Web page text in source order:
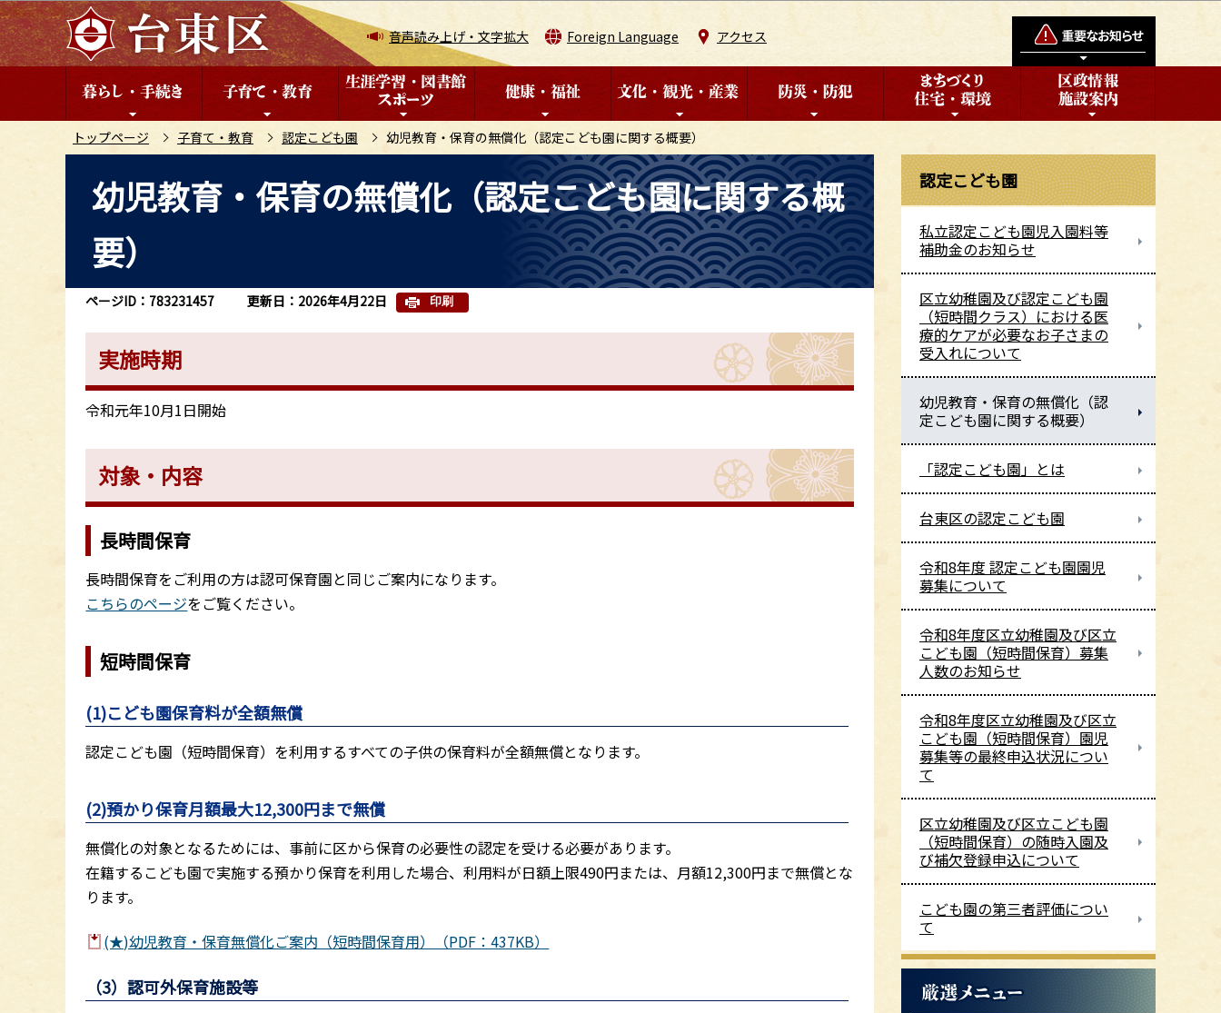
こ
の
ペ
音声読み上げ・文字拡大 Foreign Language アクセス
トップページ 子育て・教育 認定こども園 幼児教育・保育の無償化（認定こども園に関する概要）
ら
幼児教育・保育の無償化（認定こども園に関する概
要）
ページID：783231457 更新日：2026年4月22日 印刷
実施時期
令和元年10月1日開始
対象・内容
長時間保育
長時間保育をご利用の方は認可保育園と同じご案内になります。
こちらのページをご覧ください。
短時間保育
(1)こども園保育料が全額無償
認定こども園（短時間保育）を利用するすべての子供の保育料が全額無償となります。
(2)預かり保育月額最大12,300円まで無償
無償化の対象となるためには、事前に区から保育の必要性の認定を受ける必要があります。
在籍するこども園で実施する預かり保育を利用した場合、利用料が日額上限490円または、月額12,300円まで無償とな
ります。
(★)幼児教育・保育無償化ご案内（短時間保育用）（PDF：437KB）
（3）認可外保育施設等
認定こども園
私立認定こども園児入園料等
補助金のお知らせ
区立幼稚園及び認定こども園
（短時間クラス）における医
療的ケアが必要なお子さまの
受入れについて
幼児教育・保育の無償化（認
定こども園に関する概要）
「認定こども園」とは
台東区の認定こども園
令和8年度 認定こども園園児
募集について
令和8年度区立幼稚園及び区立
こども園（短時間保育）募集
人数のお知らせ
令和8年度区立幼稚園及び区立
こども園（短時間保育）園児
募集等の最終申込状況につい
て
区立幼稚園及び区立こども園
（短時間保育）の随時入園及
び補欠登録申込について
こども園の第三者評価につい
て